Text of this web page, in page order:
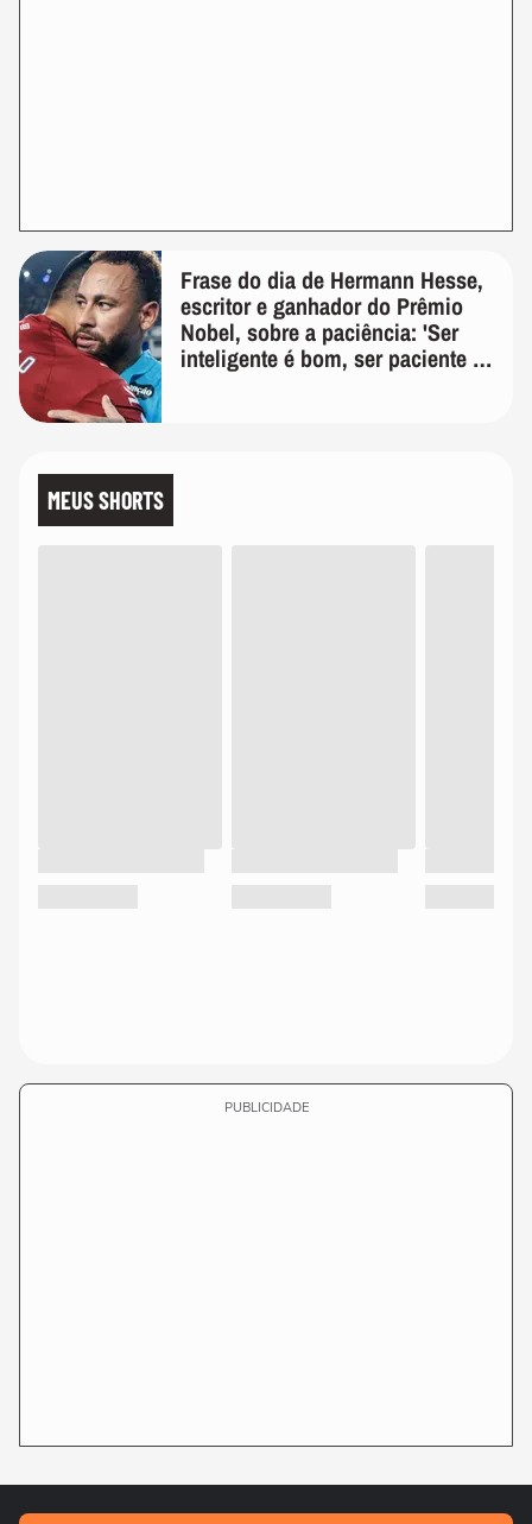
Frase do dia de Hermann Hesse,
escritor e ganhador do Prêmio
Nobel, sobre a paciência: 'Ser
inteligente é bom, ser paciente é
MEUS SHORTS
PUBLICIDADE